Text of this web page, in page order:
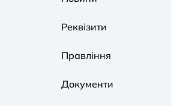
Реквізити
Правління
Документи